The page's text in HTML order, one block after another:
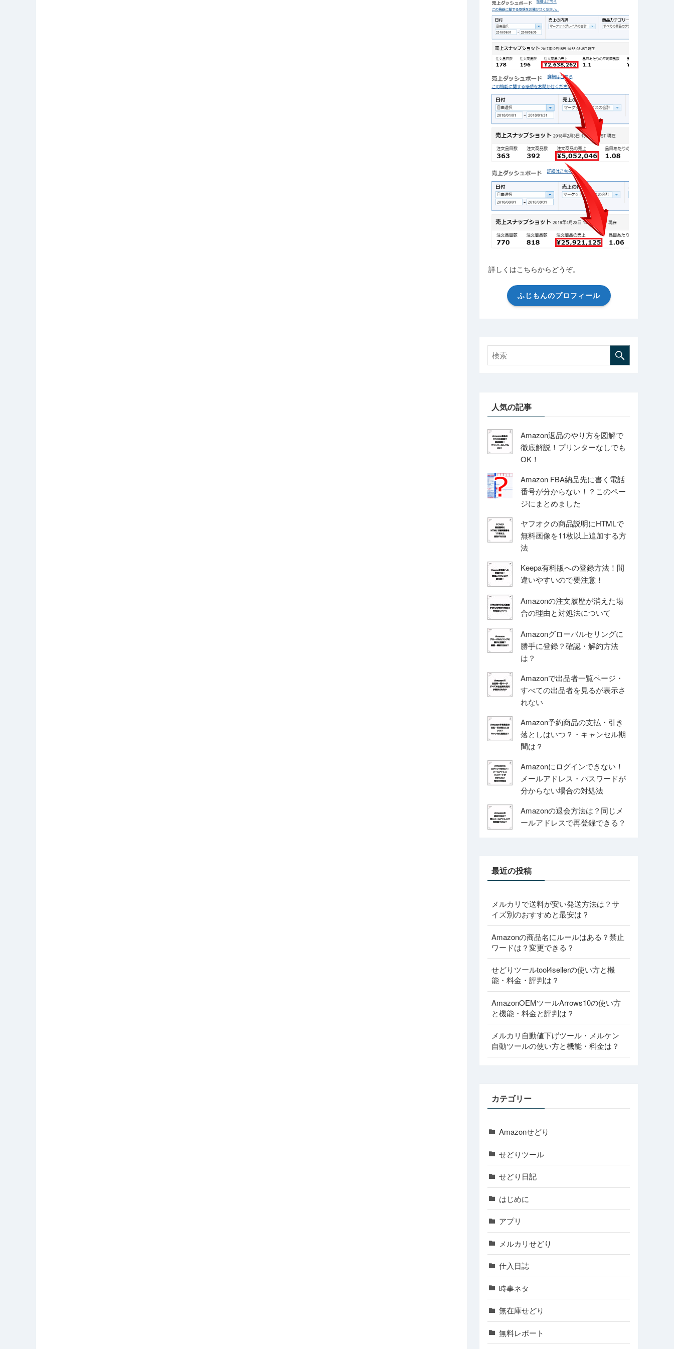
詳しくはこちらからどうぞ。
ふじもんのプロフィール
人気の記事
Amazon返品のやり方を図解で
徹底解説！プリンターなしでも
OK！
Amazon FBA納品先に書く電話
番号が分からない！？このペー
ジにまとめました
ヤフオクの商品説明にHTMLで
無料画像を11枚以上追加する方
法
Keepa有料版への登録方法！間
違いやすいので要注意！
Amazonの注文履歴が消えた場
合の理由と対処法について
Amazonグローバルセリングに
勝手に登録？確認・解約方法
は？
Amazonで出品者一覧ページ・
すべての出品者を見るが表示さ
れない
Amazon予約商品の支払・引き
落としはいつ？・キャンセル期
間は？
Amazonにログインできない！
メールアドレス・パスワードが
分からない場合の対処法
Amazonの退会方法は？同じメ
ールアドレスで再登録できる？
最近の投稿
メルカリで送料が安い発送方法は？サ
イズ別のおすすめと最安は？
Amazonの商品名にルールはある？禁止
ワードは？変更できる？
せどりツールtool4sellerの使い方と機
能・料金・評判は？
AmazonOEMツールArrows10の使い方
と機能・料金と評判は？
メルカリ自動値下げツール・メルケン
自動ツールの使い方と機能・料金は？
カテゴリー
Amazonせどり
せどりツール
せどり日記
はじめに
アプリ
メルカリせどり
仕入日誌
時事ネタ
無在庫せどり
無料レポート